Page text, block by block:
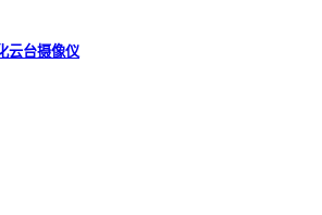
云台摄像仪